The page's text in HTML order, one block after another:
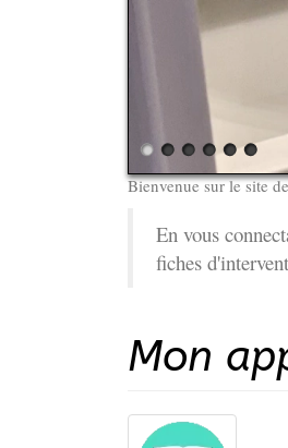
Bienvenue sur le site
En vous
fiches
Mon